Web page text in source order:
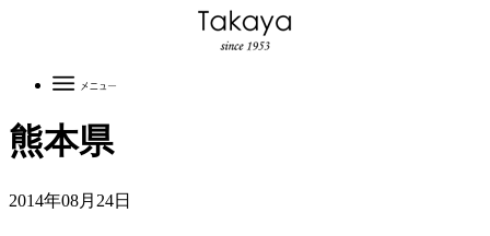
熊本県
2014年08月24日